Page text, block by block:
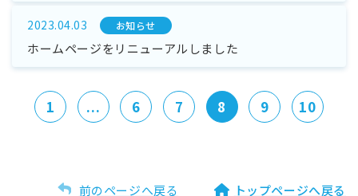
2023.04.03 お知らせ
ホームページをリニューアルしました
1 ... 6 7 8 9 10
前のページへ戻る トップページへ戻る